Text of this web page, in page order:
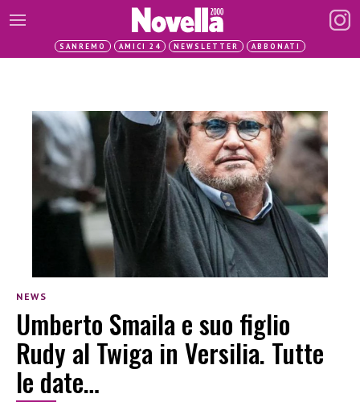
SANREMO AMICI 24 NEWSLETTER ABBONATI
NEWS
Umberto Smaila e suo figlio
Rudy al Twiga in Versilia. Tutte
le date…